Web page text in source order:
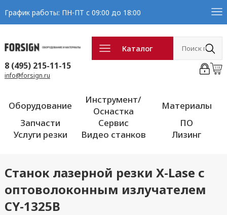
График работы: ПН-ПТ с 09:00 до 18:00
Каталог
8 (495) 215-11-15
info@forsign.ru
Оборудование
Инструмент/
Оснастка
Материалы
Запчасти
Сервис
ПО
Услуги резки
Видео станков Лизинг
Станок лазерной резки X-Lase с
оптоволоконным излучателем
CY-1325B